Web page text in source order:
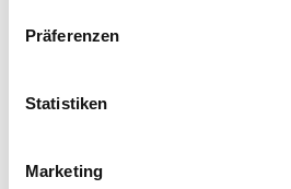
Präferenzen
Statistiken
Marketing